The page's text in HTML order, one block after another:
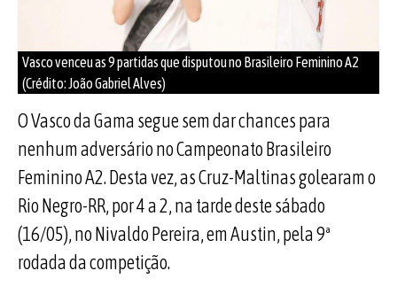
Vasco venceu as 9 partidas que disputou no Brasileiro Feminino A2
(Crédito: João Gabriel Alves)
O Vasco da Gama segue sem dar chances para
nenhum adversário no Campeonato Brasileiro
Feminino A2. Desta vez, as Cruz-Maltinas golearam o
Rio Negro-RR, por 4 a 2, na tarde deste sábado
(16/05), no Nivaldo Pereira, em Austin, pela 9ª
rodada da competição.